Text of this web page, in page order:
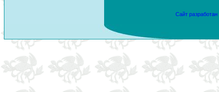
Сайт